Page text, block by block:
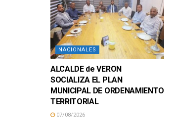
NACIONALES
ALCALDE de VERON
SOCIALIZA EL PLAN
MUNICIPAL DE ORDENAMIENTO
TERRITORIAL
07/08/2026